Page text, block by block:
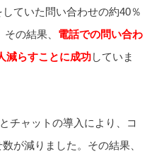
ていた問い合わせの約40％
の結果、 電話での問い合わ
減らすことに成功していま
チャットの導入により、コ
が減りました。その結果、